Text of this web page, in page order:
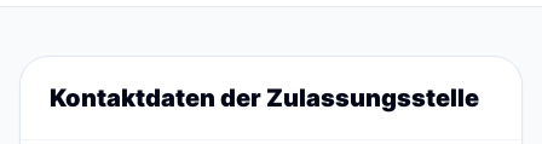
Kontaktdaten der Zulassungsstelle